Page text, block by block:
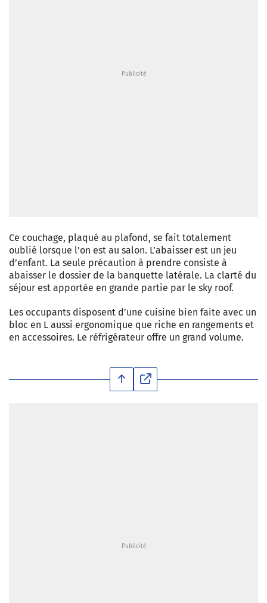
Ce couchage, plaqué au plafond, se fait totalement
oublié lorsque l’on est au salon. L’abaisser est un jeu
d’enfant. La seule précaution à prendre consiste à
abaisser le dossier de la banquette latérale. La clarté du
séjour est apportée en grande partie par le sky roof.
Les occupants disposent d’une cuisine bien faite avec un
bloc en L aussi ergonomique que riche en rangements et
en accessoires. Le réfrigérateur offre un grand volume.